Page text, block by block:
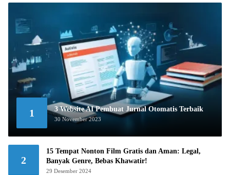
1 3 Website AI Pembuat Jurnal Otomatis Terbaik
30 November 2023
2
15 Tempat Nonton Film Gratis dan Aman: Legal,
Banyak Genre, Bebas Khawatir!
29 Desember 2024